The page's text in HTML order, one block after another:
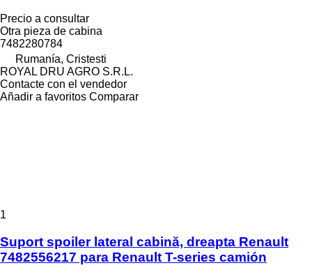
Precio a consultar
Otra pieza de cabina
7482280784
Rumanía, Cristesti
ROYAL DRU AGRO S.R.L.
Contacte con el vendedor
Añadir a favoritos Comparar
1
Suport spoiler lateral cabină, dreapta Renault
7482556217 para Renault T-series camión